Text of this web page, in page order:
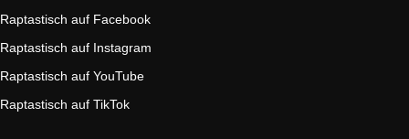
Raptastisch auf Facebook
Raptastisch auf Instagram
Raptastisch auf YouTube
Raptastisch auf TikTok